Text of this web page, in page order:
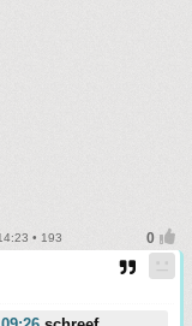
• 193